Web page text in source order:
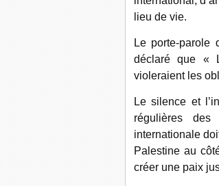
lieu de vie.
Le porte-parole
déclaré que «
violeraient les
Le silence et
régulières des
internationale
Palestine au
créer une paix